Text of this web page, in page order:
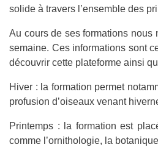
solide à travers l’ensemble des
Au cours de ses formations nous
semaine. Ces informations sont
découvrir cette plateforme ainsi
Hiver : la formation permet
profusion d’oiseaux venant
Printemps : la formation est
comme l’ornithologie, la